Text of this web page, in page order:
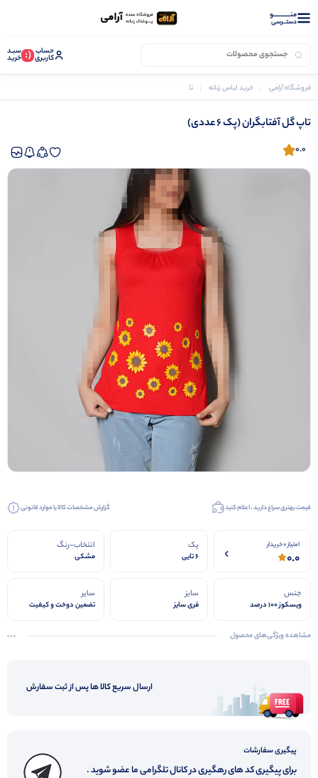
منــــــــــــو
دستــرسی
حساب
کاربری (: سبـد
خرید
فروشگاه آرامی خرید لباس زنانه تاپ و نیم تنه زنانه
تاپ گل آفتابگران (پک 6 عددی)
0.0
قیمت بهتری سراغ دارید ، اعلام کنید گزارش مشخصات کالا یا موارد قانونی
امتیاز 0 خریدار
0.0
پک
6 تایی
انتخاب-رنگ
مشکی
جنس
ویسکوز 100 درصد
سایز
فری سایز
سایر
تضمین دوخت و کیفیت
مشاهده ویژگی‌های محصول
ارسال سریع کالا ها پس از ثبت سفارش
پیگیری سفارشات
برای پیگیری کد های رهگیری در کانال تلگرامی ما عضو شوید .